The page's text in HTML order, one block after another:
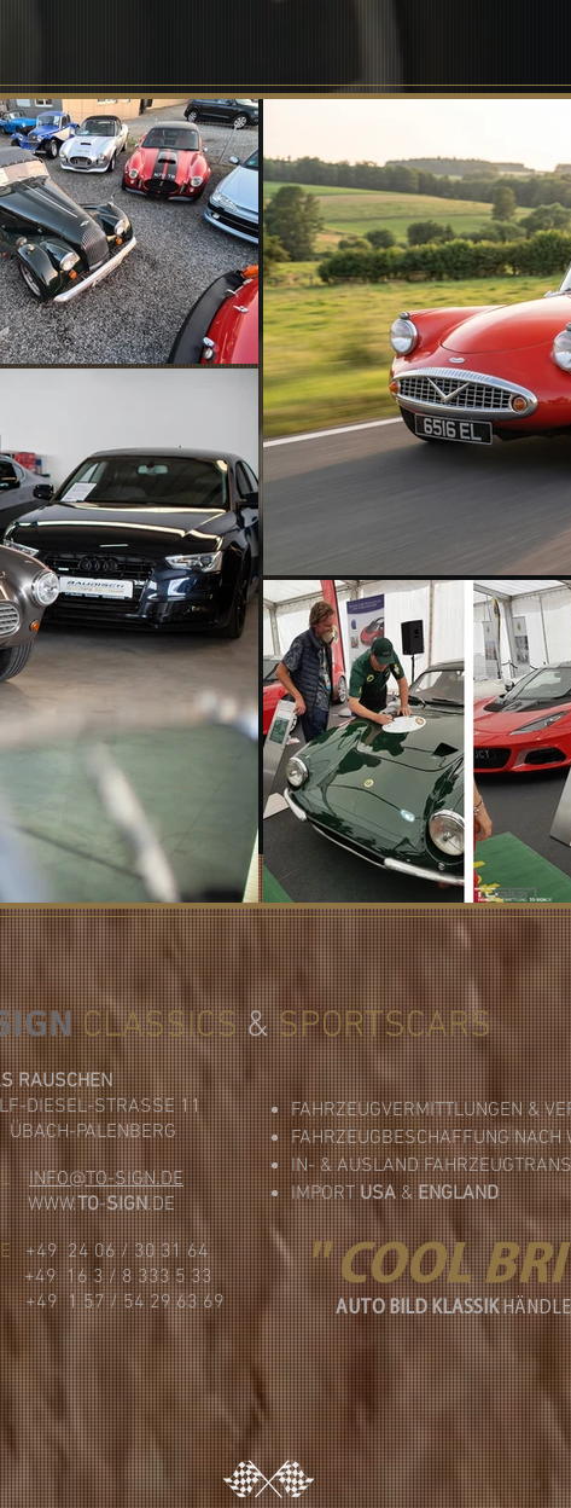
CLASSICS&SPORTSCARS
RAUSCHEN
DIESEL-STRASSE 11
PALENBERG
INFO@TO-SIGN.DE
WWW.TO-SIGN.DE
+49 24 06 / 30 31 64
16 3 / 8 333 5 33
1 57 / 54 29 63 69
FAHRZEUGVERMITTLUNGEN &
FAHRZEUGBESCHAFFUNG NACH
IN- & AUSLAND
IMPORTUSA&ENGLAND
" COOL
AUTO BILD KLASSIK